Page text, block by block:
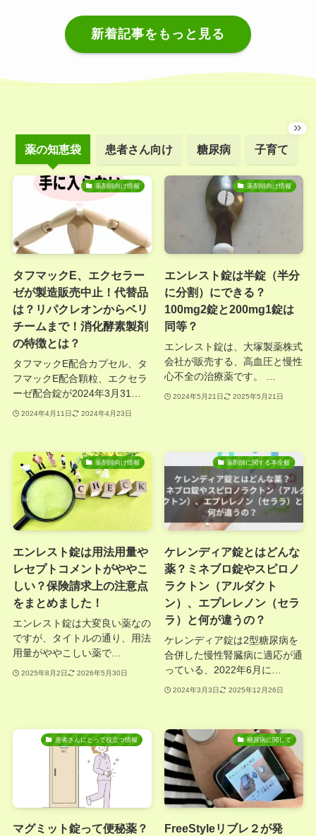
新着記事をもっと見る
薬の知恵袋 患者さん向け 糖尿病 子育て
薬剤師向け情報
タフマックE、エクセラー
ゼが製造販売中止！代替品
は？リパクレオンからベリ
チームまで！消化酵素製剤
の特徴とは？
タフマックE配合カプセル、タ
フマックE配合顆粒、エクセラ
ーゼ配合錠が2024年3月31…
2024年4月11日 2024年4月23日
薬剤師向け情報
エンレスト錠は半錠（半分
に分割）にできる？
100mg2錠と200mg1錠は
同等？
エンレスト錠は、大塚製薬株式
会社が販売する、高血圧と慢性
心不全の治療薬です。 …
2024年5月21日 2025年5月21日
薬剤師向け情報
エンレスト錠は用法用量や
レセプトコメントがややこ
しい？保険請求上の注意点
をまとめました！
エンレスト錠は大変良い薬なの
ですが、タイトルの通り、用法
用量がややこしい薬で…
2025年8月2日 2026年5月30日
薬剤師に関する本全般
ケレンディア錠とはどんな
薬？ミネブロ錠やスピロノ
ラクトン（アルダクト
ン）、エプレレノン（セラ
ラ）と何が違うの？
ケレンディア錠は2型糖尿病を
合併した慢性腎臓病に適応が通
っている、2022年6月に…
2024年3月3日 2025年12月26日
患者さんにとって役立つ情報
マグミット錠って便秘薬？
糖尿病に関して
FreeStyleリブレ２が発